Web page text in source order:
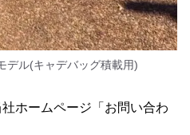
デル(キャデバッグ積載用)
ホームページ「お問い合わ